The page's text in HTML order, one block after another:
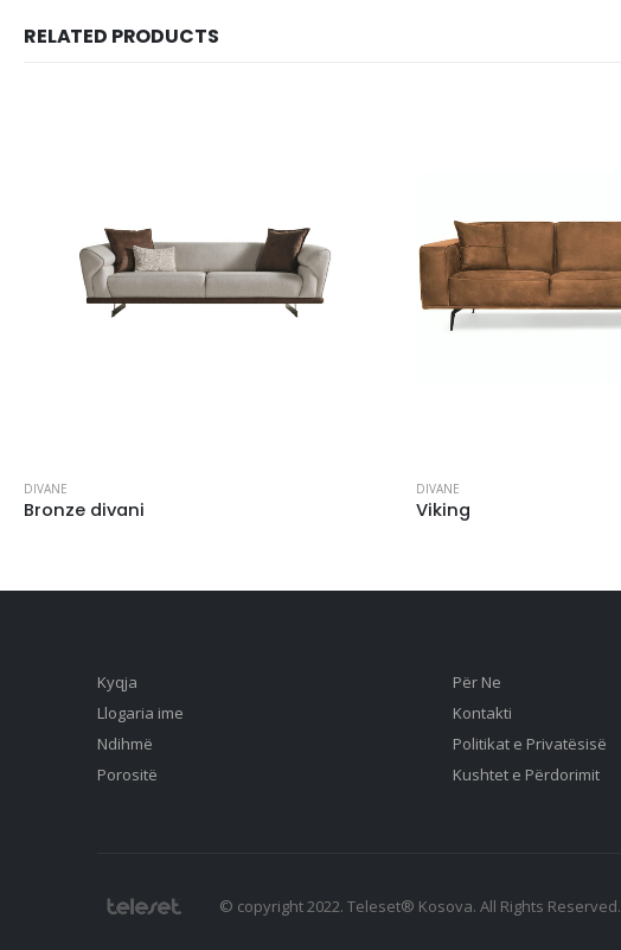
RELATED PRODUCTS
DIVANE
Bronze divani
DIVANE
Viking
Kyqja
Llogaria ime
Ndihmë
Porositë
Për Ne
Kontakti
Politikat e Privatësisë
Kushtet e Përdorimit
© copyright 2022. Teleset® Kosova. All Rights Reserved.